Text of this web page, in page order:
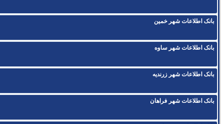
بانک اطلاعات شهر خمین
بانک اطلاعات شهر ساوه
بانک اطلاعات شهر زرنديه
بانک اطلاعات شهر فراهان